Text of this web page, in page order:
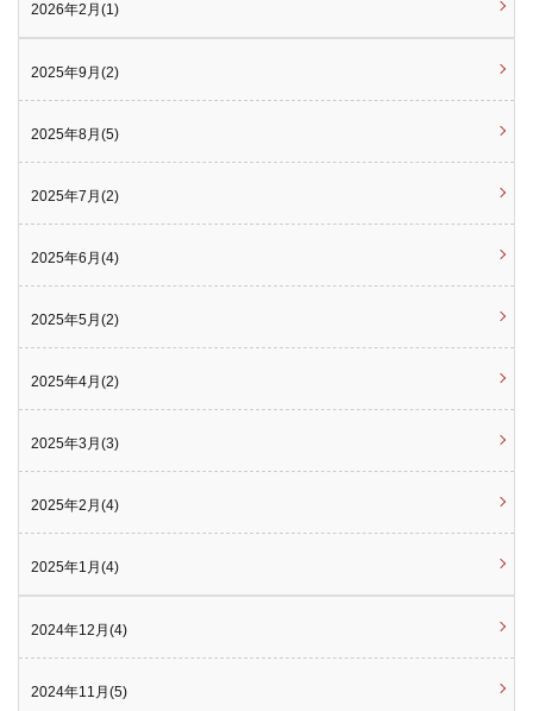
2026年2月(1)
2025年9月(2)
2025年8月(5)
2025年7月(2)
2025年6月(4)
2025年5月(2)
2025年4月(2)
2025年3月(3)
2025年2月(4)
2025年1月(4)
2024年12月(4)
2024年11月(5)